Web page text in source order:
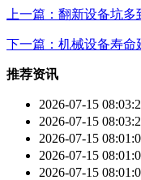
上一篇：翻新设备坑
下一篇：机械设备寿命
推荐资讯
2026-07-15
2026-07-15
2026-07-15
2026-07-15
2026-07-15